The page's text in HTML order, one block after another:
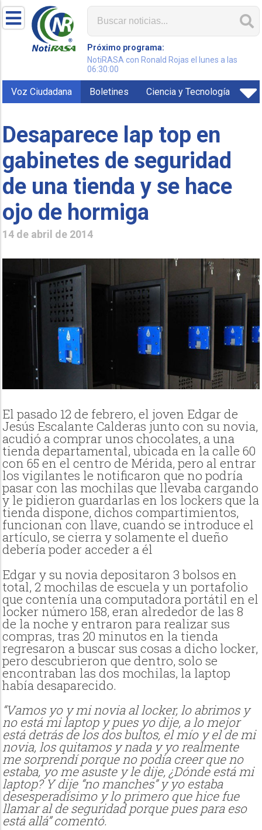
Próximo programa:
NotiRASA con Ronald Rojas el lunes a las
06:30:00
Voz Ciudadana Boletines Ciencia y Tecnología
Desaparece lap top en
gabinetes de seguridad
de una tienda y se hace
ojo de hormiga
14 de abril de 2014
El pasado 12 de febrero, el joven Edgar de
Jesús Escalante Calderas junto con su novia,
acudió a comprar unos chocolates, a una
tienda departamental, ubicada en la calle 60
con 65 en el centro de Mérida, pero al entrar
los vigilantes le notificaron que no podría
pasar con las mochilas que llevaba cargando
y le pidieron guardarlas en los lockers que la
tienda dispone, dichos compartimientos,
funcionan con llave, cuando se introduce el
artículo, se cierra y solamente el dueño
debería poder acceder a él
Edgar y su novia depositaron 3 bolsos en
total, 2 mochilas de escuela y un portafolio
que contenía una computadora portátil en el
locker número 158, eran alrededor de las 8
de la noche y entraron para realizar sus
compras, tras 20 minutos en la tienda
regresaron a buscar sus cosas a dicho locker,
pero descubrieron que dentro, solo se
encontraban las dos mochilas, la laptop
había desaparecido.
“Vamos yo y mi novia al locker, lo abrimos y
no está mi laptop y pues yo dije, a lo mejor
está detrás de los dos bultos, el mío y el de mi
novia, los quitamos y nada y yo realmente
me sorprendí porque no podía creer que no
estaba, yo me asuste y le dije, ¿Dónde está mi
laptop? Y dije “no manches” y yo estaba
desesperadísimo y lo primero que hice fue
llamar al de seguridad porque pues para eso
está allá” comentó.